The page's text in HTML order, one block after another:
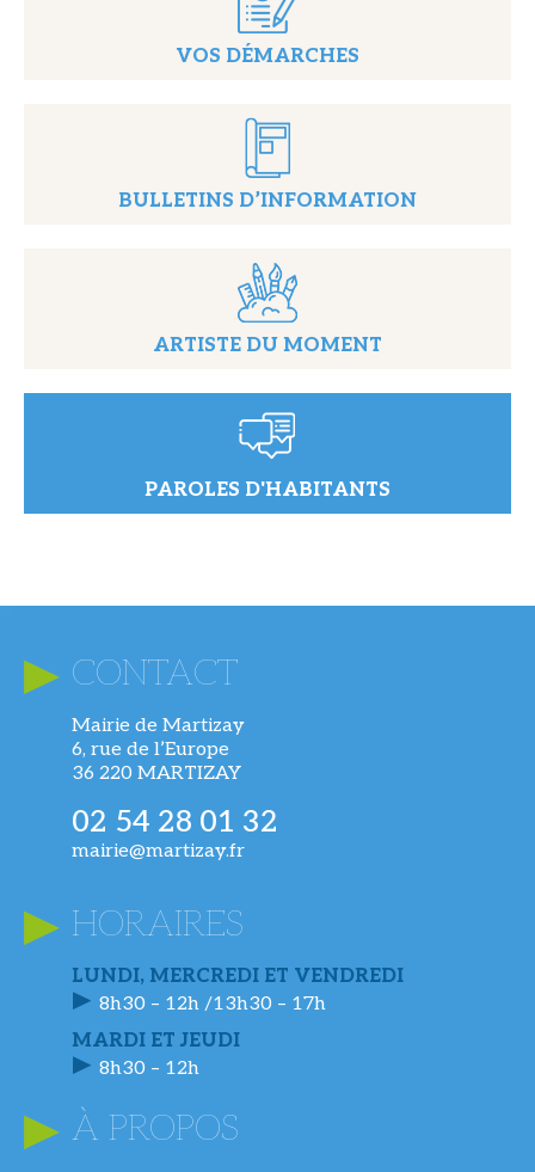
VOS DÉMARCHES
BULLETINS D’INFORMATION
ARTISTE DU MOMENT
PAROLES D'HABITANTS
CONTACT
Mairie de Martizay
6, rue de l’Europe
36 220 MARTIZAY
02 54 28 01 32
mairie@martizay.fr
HORAIRES
LUNDI, MERCREDI ET VENDREDI
8h30 – 12h /13h30 – 17h
MARDI ET JEUDI
8h30 – 12h
À PROPOS